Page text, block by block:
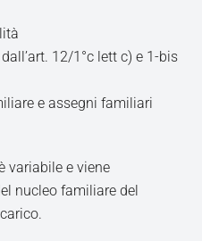
12/1°c lett c) e 1-bis
e assegni familiari
variabile e viene
nucleo familiare del